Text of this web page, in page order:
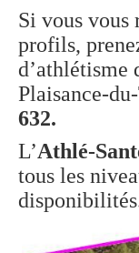
Si vous vous
profils,
Plaisance-
632.
L’Athlé-
tous les